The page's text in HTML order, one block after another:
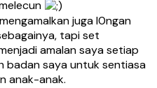
juga l0ngan
tapi set
amalan saya setiap
badan saya untuk sentiasa
anak-anak.